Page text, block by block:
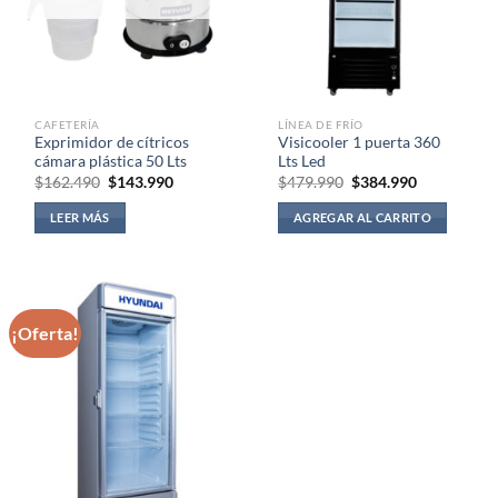
CAFETERÍA
Exprimidor de cítricos
cámara plástica 50 Lts
$162.490 El
original
era:
$162.490.
$143.990El
LEER MÁS
LÍNEA DE FRÍO
Visicooler 1 puerta 360
Lts Led
$479.990 El
original
era:
$479.990.
$384.990El
actual
es:
$384.990.
AGREGAR AL CARRITO
¡Oferta!